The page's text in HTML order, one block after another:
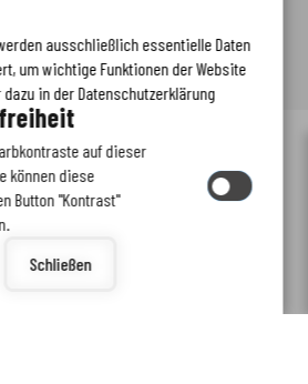
Kontaktformular -
Barrierefreiheit
cm citymedia GmbH
Stand
Ihnen Benachrichtigungen senden
ausschließlich essentielle Daten
um wichtige Funktionen der Website
in der Datenschutzerklärung
auf dieser
können diese
Button "Kontrast"
Schließen